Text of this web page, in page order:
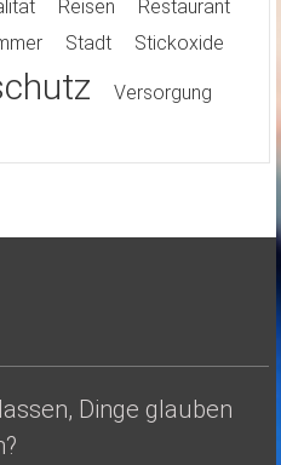
Reisen
Restaurant
Stadt Stickoxide
Versorgung
Dinge glauben